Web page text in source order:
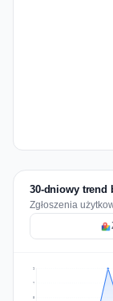
30-dniowy trend
Zgłoszenia
5
7
9